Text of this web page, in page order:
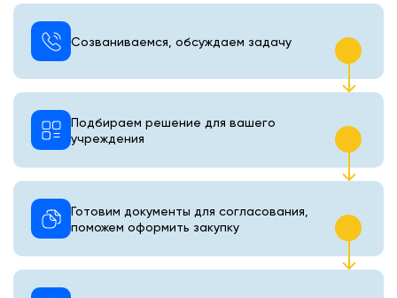
Созваниваемся, обсуждаем задачу
Подбираем решение для вашего
учреждения
Готовим документы для согласования,
поможем оформить закупку